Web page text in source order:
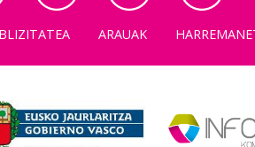
ARAUAK